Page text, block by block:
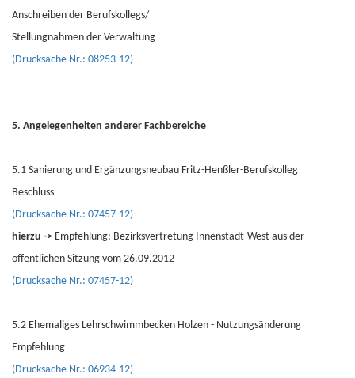
Anschreiben der Berufskollegs/
Stellungnahmen der Verwaltung
(Drucksache Nr.: 08253-12)
5. Angelegenheiten anderer Fachbereiche
5.1 Sanierung und Ergänzungsneubau Fritz-Henßler-Berufskolleg
Beschluss
(Drucksache Nr.: 07457-12)
hierzu -> Empfehlung: Bezirksvertretung Innenstadt-West aus der
öffentlichen Sitzung vom 26.09.2012
(Drucksache Nr.: 07457-12)
5.2 Ehemaliges Lehrschwimmbecken Holzen - Nutzungsänderung
Empfehlung
(Drucksache Nr.: 06934-12)